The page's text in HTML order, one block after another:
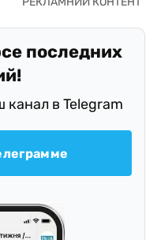
последних
в Telegram